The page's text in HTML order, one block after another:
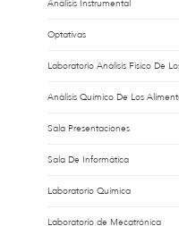
Análisis Instrumental
Optativas
Laboratorio Análisis Físico De
Análisis Químico De Los
Sala Presentaciones
Sala De Informática
Laboratorio Química
Laboratorio de Mecatrónica